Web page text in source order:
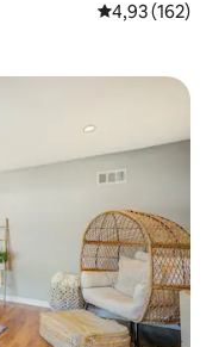
Prosječna
4,93 (162)
„Odabrali gosti”